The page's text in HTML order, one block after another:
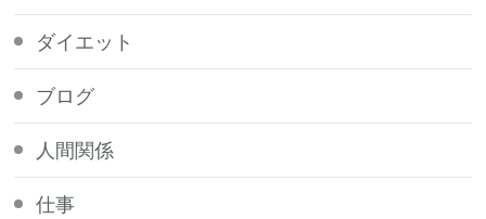
ダイエット
ブログ
人間関係
仕事